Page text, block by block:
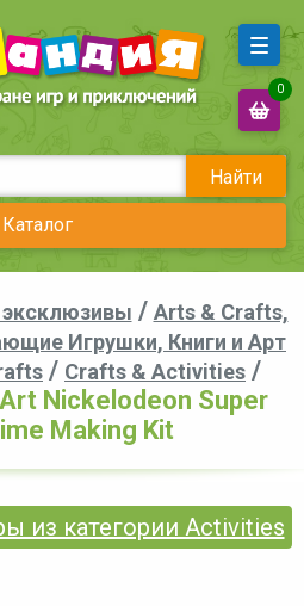
Найти
Каталог
0
/ Arts & Crafts,
Игрушки, Книги и Арт
/ Crafts & Activities /
Nickelodeon Super
Making Kit
из категории Activities